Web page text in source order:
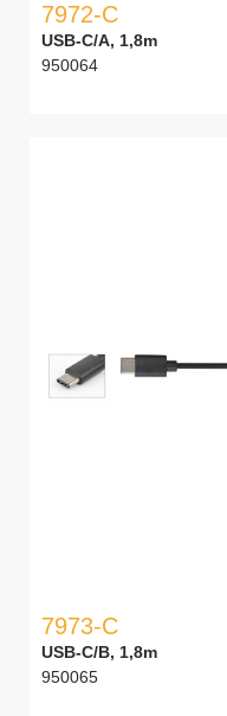
7972-C
USB-C/A, 1,8m
950064
7973-C
USB-C/B, 1,8m
950065